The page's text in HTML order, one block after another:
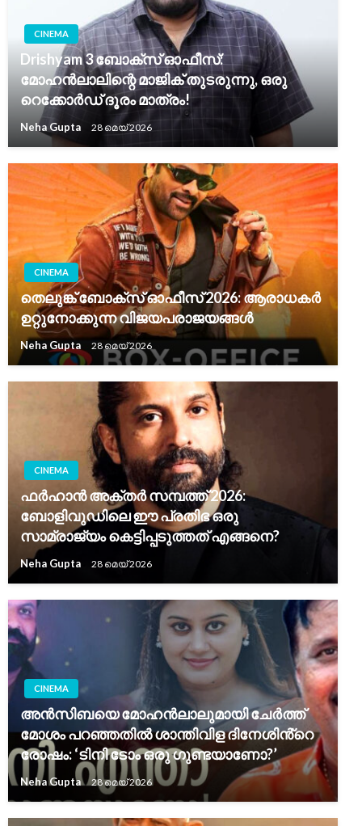
CINEMA
Drishyam 3 ബോക്സ് ഓഫീസ്:
മോഹൻലാലിന്റെ മാജിക് തുടരുന്നു, ഒരു
റെക്കോർഡ് ദൂരം മാത്രം!
Neha Gupta 28 മെയ്‌ 2026
CINEMA
തെലുങ്ക് ബോക്സ് ഓഫീസ് 2026: ആരാധകർ
ഉറ്റുനോക്കുന്ന വിജയപരാജയങ്ങൾ
Neha Gupta 28 മെയ്‌ 2026
CINEMA
ഫർഹാൻ അക്തർ സമ്പത്ത് 2026:
ബോളിവുഡിലെ ഈ പ്രതിഭ ഒരു
സാമ്രാജ്യം കെട്ടിപ്പടുത്തത് എങ്ങനെ?
Neha Gupta 28 മെയ്‌ 2026
CINEMA
അൻസിബയെ മോഹൻലാലുമായി ചേർത്ത്
മോശം പറഞ്ഞതിൽ ശാന്തിവിള ദിനേശിൻ്റെ
രോഷം: ‘ടിനി ടോം ഒരു ഗുണ്ടയാണോ?’
Neha Gupta 28 മെയ്‌ 2026